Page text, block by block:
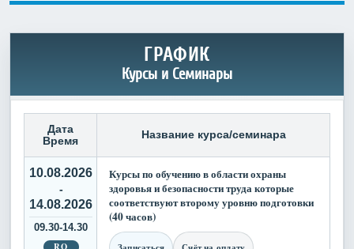
ГРАФИК
Курсы и Семинары
Дата
Время
Название курса/семинара
10.08.2026
-
14.08.2026
09.30-14.30
RO
Курсы по обучению в области охраны
здоровья и безопасности труда которые
соответствуют второму уровню подготовки
(40 часов)